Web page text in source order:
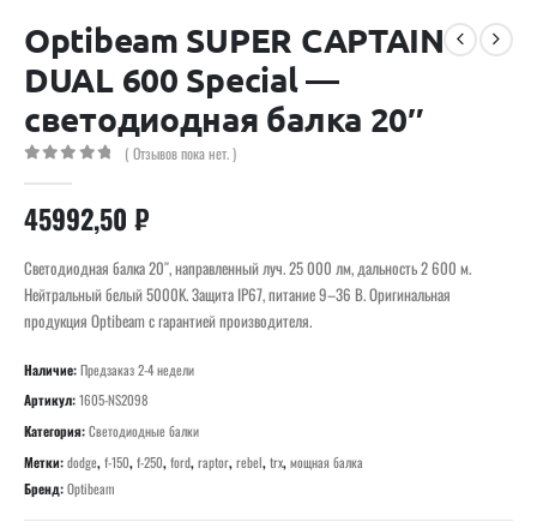
Optibeam SUPER CAPTAIN
DUAL 600 Special —
светодиодная балка 20″
( Отзывов пока нет. )
45992,50 ₽
Светодиодная балка 20″, направленный луч. 25 000 лм, дальность 2 600 м.
Нейтральный белый 5000K. Защита IP67, питание 9–36 В. Оригинальная
продукция Optibeam с гарантией производителя.
Наличие:Предзаказ 2-4 недели
Артикул:1605-NS2098
Категория:Светодиодные балки
Метки:dodge,f-150,f-250,ford,raptor,rebel,trx,мощная балка
Бренд:Optibeam